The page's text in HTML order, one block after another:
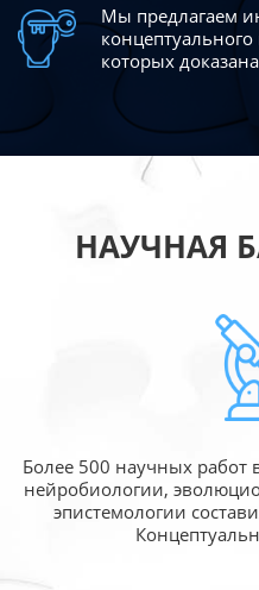
Мы предлагаем
концептуального
которых
НАУЧНАЯ
Более 500 научных работ
нейробиологии,
эпистемологии